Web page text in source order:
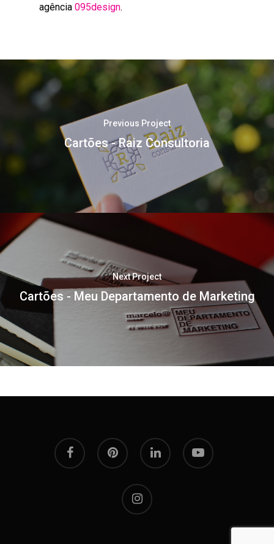
agência 095design.
Previous Project
Cartões - Raiz Consultoria
Next Project
Cartões - Meu Departamento de Marketing
facebook pinterest linkedin youtube
instagram